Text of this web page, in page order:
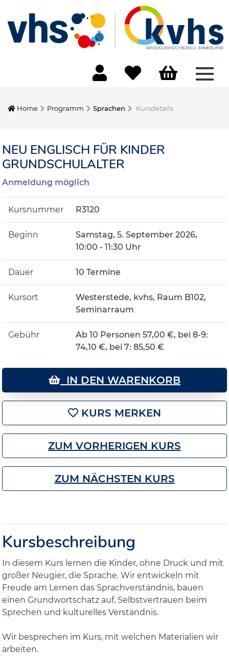
Home Programm Sprachen Kursdetails
NEU ENGLISCH FÜR KINDER
GRUNDSCHULALTER
Anmeldung möglich
Kursnummer R3120
Beginn
Samstag, 5. September 2026,
10:00 - 11:30 Uhr
Dauer 10 Termine
Kursort
Westerstede, kvhs, Raum B102,
Seminarraum
Gebühr
Ab 10 Personen 57,00 €, bei 8-9:
74,10 €, bei 7: 85,50 €
IN DEN WARENKORB
KURS MERKEN
ZUM VORHERIGEN KURS
ZUM NÄCHSTEN KURS
Kursbeschreibung
In diesem Kurs lernen die Kinder, ohne Druck und mit
großer Neugier, die Sprache. Wir entwickeln mit
Freude am Lernen das Sprachverständnis, bauen
einen Grundwortschatz auf, Selbstvertrauen beim
Sprechen und kulturelles Verständnis.
Wir besprechen im Kurs, mit welchen Materialien wir
arbeiten.